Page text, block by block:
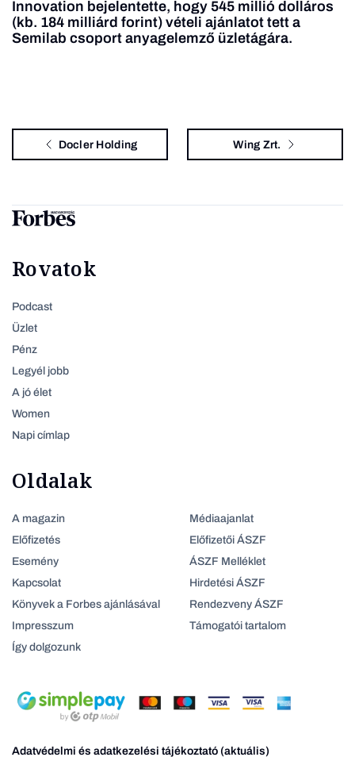
Innovation bejelentette, hogy 545 millió dolláros
(kb. 184 milliárd forint) vételi ajánlatot tett a
Semilab csoport anyagelemző üzletágára.
Docler Holding Wing Zrt.
Rovatok
Podcast
Üzlet
Pénz
Legyél jobb
A jó élet
Women
Napi címlap
Oldalak
A magazin
Előfizetés
Esemény
Kapcsolat
Könyvek a Forbes ajánlásával
Impresszum
Így dolgozunk
Médiaajanlat
Előfizetői ÁSZF
ÁSZF Melléklet
Hirdetési ÁSZF
Rendezveny ÁSZF
Támogatói tartalom
Adatvédelmi és adatkezelési tájékoztató (aktuális)